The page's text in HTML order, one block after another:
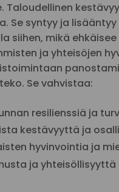
Taloudellinen
Se syntyy ja
siihen, mikä
ja yhteisöjen
Se vahvistaa:
resilienssiä ja
kestävyyttä ja
hyvinvointia ja
ja yhteisöllisyyttä